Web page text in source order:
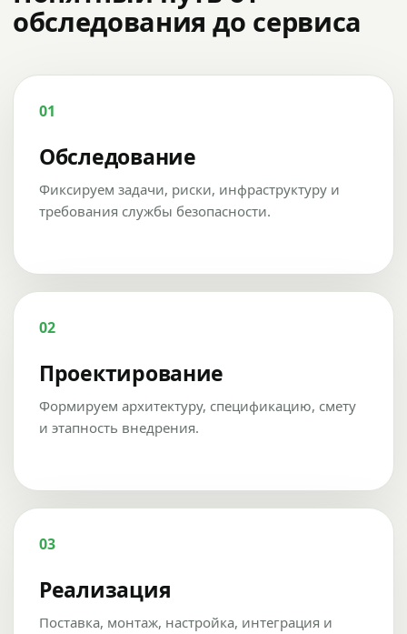
обследования до сервиса
01
Обследование
Фиксируем задачи, риски, инфраструктуру и
требования службы безопасности.
02
Проектирование
Формируем архитектуру, спецификацию, смету
и этапность внедрения.
03
Реализация
Поставка, монтаж, настройка, интеграция и